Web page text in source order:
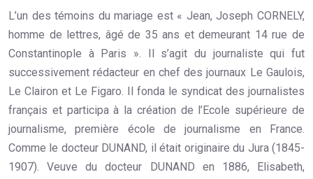
L’un des témoins du mariage est « Jean, Joseph CORNELY,
homme de lettres, âgé de 35 ans et demeurant 14 rue de
Constantinople à Paris ». Il s’agit du journaliste qui fut
successivement rédacteur en chef des journaux Le Gaulois,
Le Clairon et Le Figaro. Il fonda le syndicat des journalistes
français et participa à la création de l’Ecole supérieure de
journalisme, première école de journalisme en France.
Comme le docteur DUNAND, il était originaire du Jura (1845-
1907). Veuve du docteur DUNAND en 1886, Elisabeth,